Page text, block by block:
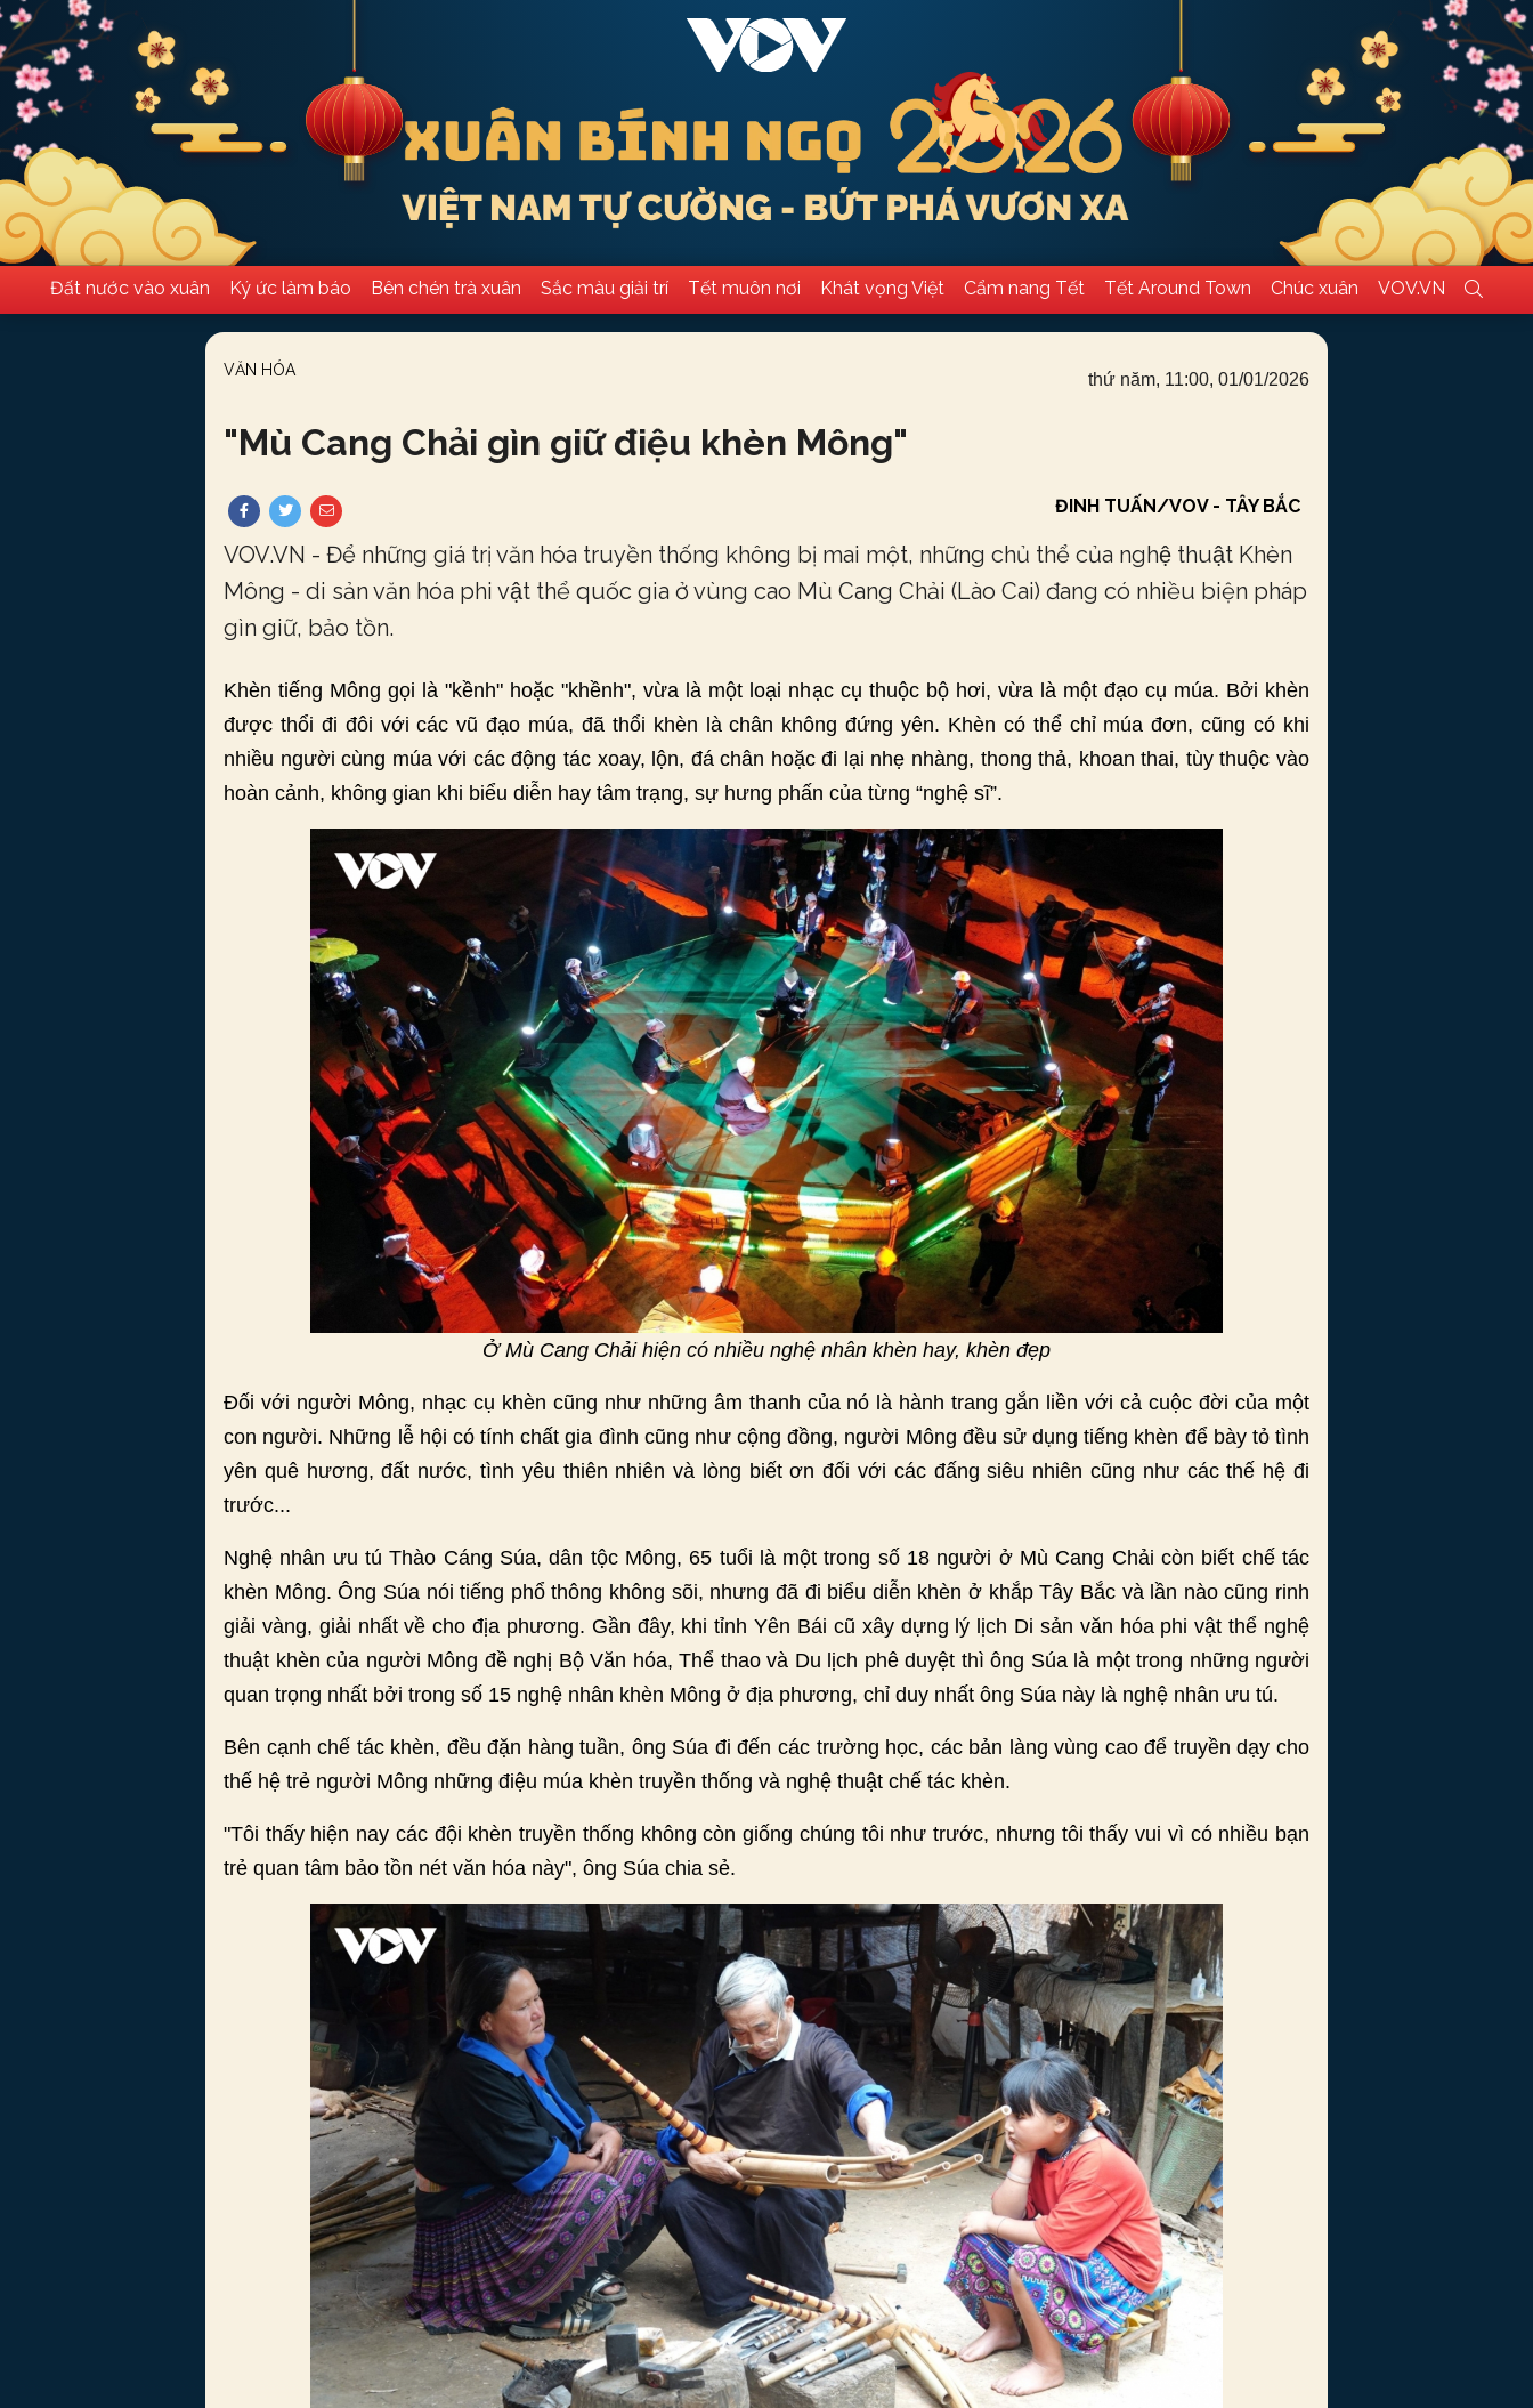
Đất nước vào xuân Ký ức làm báo Bên chén trà xuân Sắc màu giải trí Tết muôn nơi Khát vọng Việt Cẩm nang Tết Tết Around Town Chúc xuân VOV.VN
VĂN HÓA thứ năm, 11:00, 01/01/2026
"Mù Cang Chải gìn giữ điệu khèn Mông"
ĐINH TUẤN/VOV - TÂY BẮC
VOV.VN - Để những giá trị văn hóa truyền thống không bị mai một, những chủ thể của nghệ thuật Khèn
Mông - di sản văn hóa phi vật thể quốc gia ở vùng cao Mù Cang Chải (Lào Cai) đang có nhiều biện pháp
gìn giữ, bảo tồn.
Khèn tiếng Mông gọi là "kềnh" hoặc "khềnh", vừa là một loại nhạc cụ thuộc bộ hơi, vừa là một đạo cụ múa. Bởi khèn
được thổi đi đôi với các vũ đạo múa, đã thổi khèn là chân không đứng yên. Khèn có thể chỉ múa đơn, cũng có khi
nhiều người cùng múa với các động tác xoay, lộn, đá chân hoặc đi lại nhẹ nhàng, thong thả, khoan thai, tùy thuộc vào
hoàn cảnh, không gian khi biểu diễn hay tâm trạng, sự hưng phấn của từng “nghệ sĩ”.
Ở Mù Cang Chải hiện có nhiều nghệ nhân khèn hay, khèn đẹp
Đối với người Mông, nhạc cụ khèn cũng như những âm thanh của nó là hành trang gắn liền với cả cuộc đời của một
con người. Những lễ hội có tính chất gia đình cũng như cộng đồng, người Mông đều sử dụng tiếng khèn để bày tỏ tình
yên quê hương, đất nước, tình yêu thiên nhiên và lòng biết ơn đối với các đấng siêu nhiên cũng như các thế hệ đi
trước...
Nghệ nhân ưu tú Thào Cáng Súa, dân tộc Mông, 65 tuổi là một trong số 18 người ở Mù Cang Chải còn biết chế tác
khèn Mông. Ông Súa nói tiếng phổ thông không sõi, nhưng đã đi biểu diễn khèn ở khắp Tây Bắc và lần nào cũng rinh
giải vàng, giải nhất về cho địa phương. Gần đây, khi tỉnh Yên Bái cũ xây dựng lý lịch Di sản văn hóa phi vật thể nghệ
thuật khèn của người Mông đề nghị Bộ Văn hóa, Thể thao và Du lịch phê duyệt thì ông Súa là một trong những người
quan trọng nhất bởi trong số 15 nghệ nhân khèn Mông ở địa phương, chỉ duy nhất ông Súa này là nghệ nhân ưu tú.
Bên cạnh chế tác khèn, đều đặn hàng tuần, ông Súa đi đến các trường học, các bản làng vùng cao để truyền dạy cho
thế hệ trẻ người Mông những điệu múa khèn truyền thống và nghệ thuật chế tác khèn.
"Tôi thấy hiện nay các đội khèn truyền thống không còn giống chúng tôi như trước, nhưng tôi thấy vui vì có nhiều bạn
trẻ quan tâm bảo tồn nét văn hóa này", ông Súa chia sẻ.